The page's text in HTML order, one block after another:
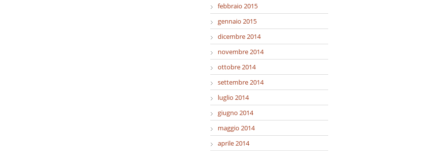
febbraio 2015
gennaio 2015
dicembre 2014
novembre 2014
ottobre 2014
settembre 2014
luglio 2014
giugno 2014
maggio 2014
aprile 2014